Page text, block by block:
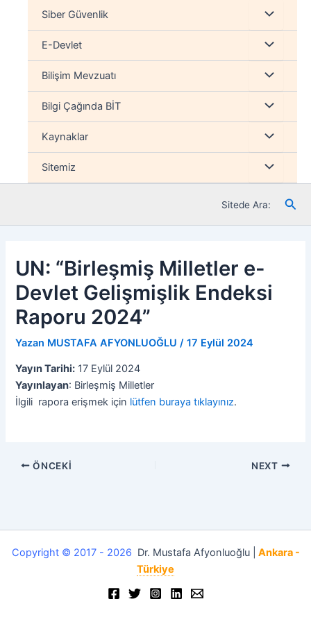
Siber Güvenlik Menu
düğmesi
E-Devlet Menu
düğmesi
Bilişim Mevzuatı Menu
düğmesi
Bilgi Çağında BİT Menu
düğmesi
Kaynaklar Menu
düğmesi
Sitemiz Menu
düğmesi
Sitede Ara:
UN: “Birleşmiş Milletler e-
Devlet Gelişmişlik Endeksi
Raporu 2024”
Yazan MUSTAFA AFYONLUOĞLU/17 Eylül 2024
Yayın Tarihi: 17 Eylül 2024
Yayınlayan: Birleşmiş Milletler
İlgili rapora erişmek için lütfen buraya tıklayınız.
ÖNCEKI NEXT
Copyright © 2017 - 2026 Dr. Mustafa Afyonluoğlu |
Ankara -
Türkiye